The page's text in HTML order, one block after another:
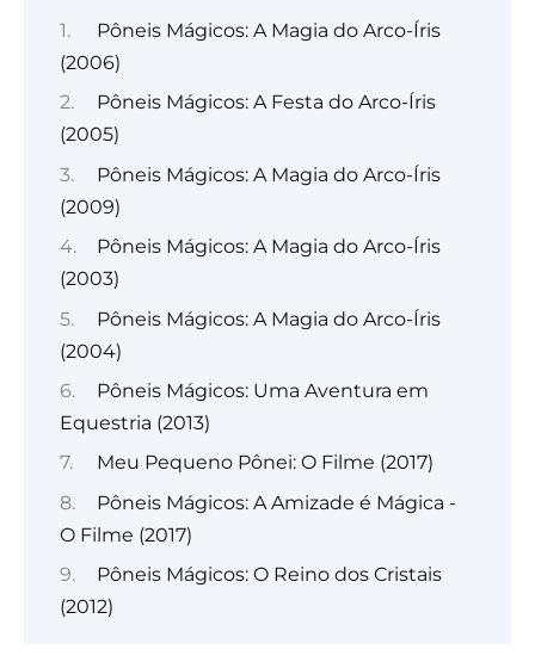
Pôneis Mágicos: A Magia do Arco-Íris
(2006)
Pôneis Mágicos: A Festa do Arco-Íris
(2005)
Pôneis Mágicos: A Magia do Arco-Íris
(2009)
Pôneis Mágicos: A Magia do Arco-Íris
(2003)
Pôneis Mágicos: A Magia do Arco-Íris
(2004)
Pôneis Mágicos: Uma Aventura em
Equestria (2013)
Meu Pequeno Pônei: O Filme (2017)
Pôneis Mágicos: A Amizade é Mágica -
O Filme (2017)
Pôneis Mágicos: O Reino dos Cristais
(2012)